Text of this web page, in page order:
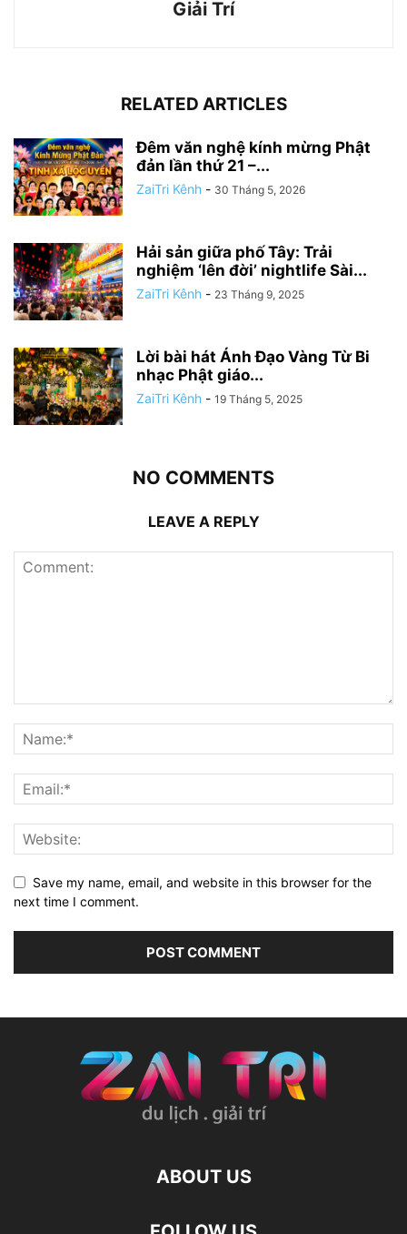
Giải Trí
RELATED ARTICLES
Đêm văn nghệ kính mừng Phật
đản lần thứ 21 –...
ZaiTri Kênh - 30 Tháng 5, 2026
Hải sản giữa phố Tây: Trải
nghiệm ‘lên đời’ nightlife Sài...
ZaiTri Kênh - 23 Tháng 9, 2025
Lời bài hát Ánh Đạo Vàng Từ Bi
nhạc Phật giáo...
ZaiTri Kênh - 19 Tháng 5, 2025
NO COMMENTS
LEAVE A REPLY
Save my name, email, and website in this browser for the
next time I comment.
ABOUT US